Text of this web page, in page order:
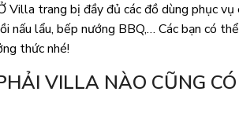
Villa trang bị đầy đủ các đồ dùng phục
nấu lẩu, bếp nướng BBQ,… Các bạn có
thức nhé!
VILLA NÀO CŨNG